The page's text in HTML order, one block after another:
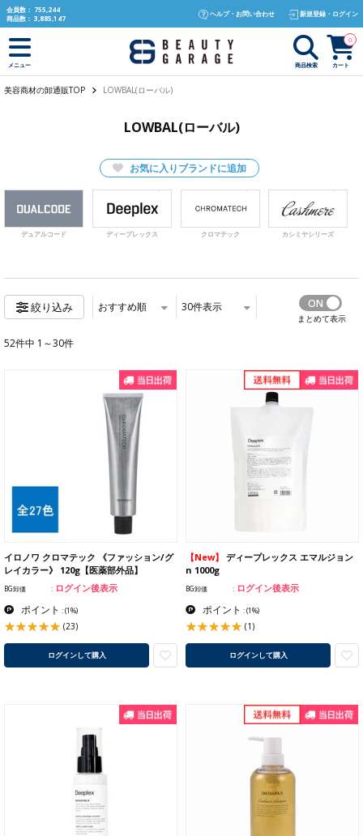
text.skipToContent
text.skipToNavigation
会員数： 755,244
商品数： 3,885,147
ヘルプ・お問い合わせ 新規登録・ログイン
メニュー 商品検索 カート
0
美容商材の卸通販TOP LOWBAL(ローバル)
LOWBAL(ローバル)
お気に入りブランドに追加
デュアルコード ディープレックス クロマテック カシミヤシリーズ
絞り込み おすすめ順 30件表示
まとめて表示
52件中 1～30件
イロノワ クロマテック 《ファッション/グ
レイカラー》 120g【医薬部外品】
BG卸価 ログイン後表示
ポイント :(1%)
(23)
ログインして購入
【New】 ディープレックス エマルジョン
n 1000g
BG卸価 ログイン後表示
ポイント :(1%)
(1)
ログインして購入